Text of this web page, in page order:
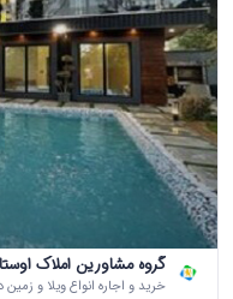
گروه مشاورین املاک اوستا
خرید و اجاره انواع ویلا و زمین